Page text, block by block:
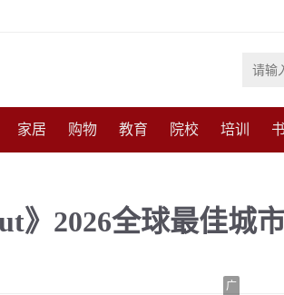
家居 购物 教育 院校 培训
高考 育儿 交通 美食
2026全球最佳城
广